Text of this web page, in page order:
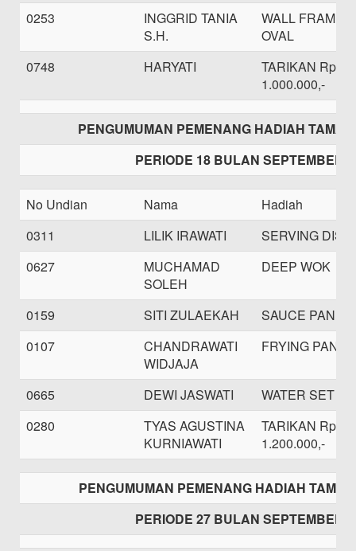
0253
INGGRID TANIA
S.H.
WALL FRAME
OVAL
0748
HARYATI
TARIKAN Rp.
1.000.000,-
PENGUMUMAN PEMENANG HADIAH
PERIODE 18 BULAN SEPTEMBER
No Undian Nama
Hadiah
0311
LILIK IRAWATI
SERVING DISH
0627
MUCHAMAD
SOLEH
DEEP WOK
0159 SITI ZULAEKAH
SAUCE PAN
0107
CHANDRAWATI
WIDJAJA
FRYING PAN
0665 DEWI JASWATI
WATER SET
0280
TYAS AGUSTINA
KURNIAWATI
TARIKAN Rp.
1.200.000,-
PENGUMUMAN PEMENANG HADIAH
PERIODE 27 BULAN SEPTEMBER